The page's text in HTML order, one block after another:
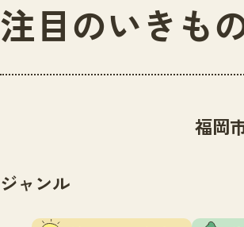
注目のいきも
福岡
ジャンル